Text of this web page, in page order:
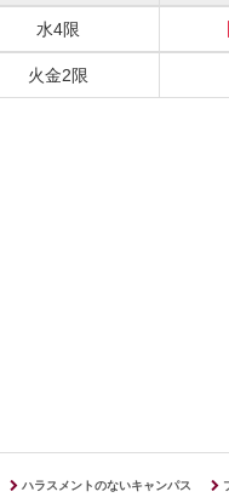
水4限
火金2限
ハラスメントのないキャンパス